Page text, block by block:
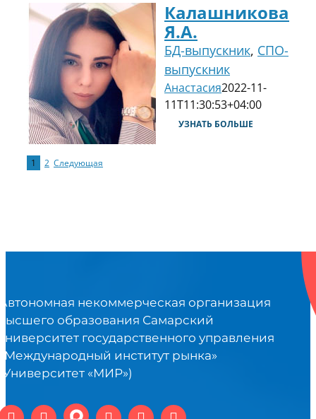
Калашникова
Я.А.
БД-выпускник, СПО-
выпускник
Анастасия2022-11-
11T11:30:53+04:00
УЗНАТЬ БОЛЬШЕ
1 2 Следующая
некоммерческая организация
образования Самарский
государственного управления
институт рынка»
«МИР»)